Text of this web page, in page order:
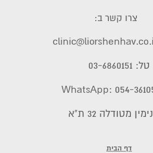
דף הבית
מטודלה 32 ת"א
צרו קשר ב:
טל: 03-6860151
WhatsApp: 054-